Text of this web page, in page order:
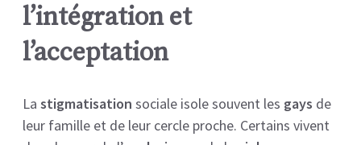
l’intégration et
l’acceptation
La stigmatisation sociale isole souvent les gays de
leur famille et de leur cercle proche. Certains vivent